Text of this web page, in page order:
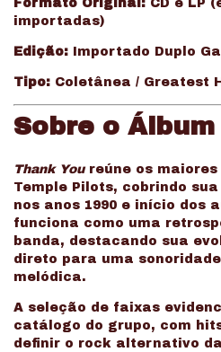
Formato Original: CD e LP
importadas)
Edição: Importado Duplo
Tipo: Coletânea / Greatest
Sobre o Álbum
Thank Youreúne os maiores
Temple Pilots, cobrindo
nos anos 1990 e início dos
funciona como uma
banda, destacando sua
direto para uma
melódica.
A seleção de faixas
catálogo do grupo, com
definir o rock alternativo